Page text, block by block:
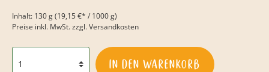
Inhalt: 130 g(19,15 €* / 1000 g)
Preise inkl. MwSt. zzgl. Versandkosten
In den Warenkorb